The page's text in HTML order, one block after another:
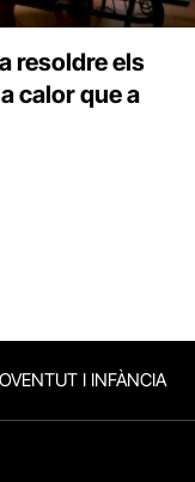
resoldre els
calor que a
I INFÀNCIA